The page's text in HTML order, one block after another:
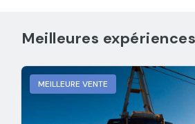
Meilleures expériences
MEILLEURE VENTE